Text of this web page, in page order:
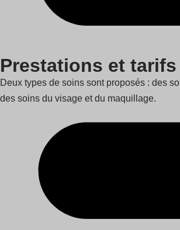
Prestations et tarifs
Deux types de soins sont proposés : des
des soins du visage et du maquillage.